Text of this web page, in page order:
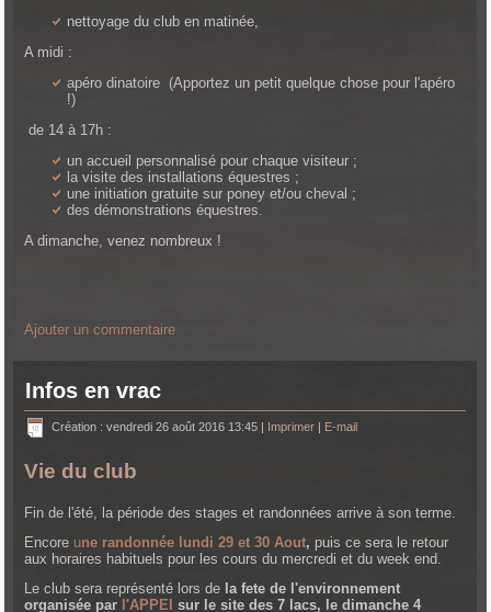
nettoyage du club en matinée,
A midi :
apéro dinatoire (Apportez un petit quelque chose pour l'apéro
!)
de 14 à 17h :
un accueil personnalisé pour chaque visiteur ;
la visite des installations équestres ;
une initiation gratuite sur poney et/ou cheval ;
des démonstrations équestres.
A dimanche, venez nombreux !
Ajouter un commentaire
Infos en vrac
Création : vendredi 26 août 2016 13:45 | Imprimer | E-mail
Vie du club
Fin de l'été, la période des stages et randonnées arrive à son terme.
Encore une randonnée lundi 29 et 30 Aout, puis ce sera le retour
aux horaires habituels pour les cours du mercredi et du week end.
Le club sera représenté lors de la fete de l'environnement
organisée par l'APPEI sur le site des 7 lacs, le dimanche 4